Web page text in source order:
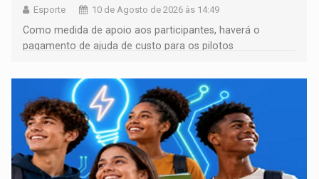
Esporte 10 de Agosto de 2026 às 14:49
Como medida de apoio aos participantes, haverá o
pagamento de ajuda de custo para os pilotos